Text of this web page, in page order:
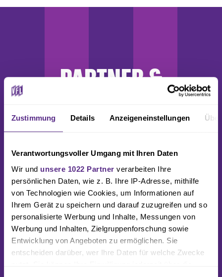
Zustimmung Details Anzeigeneinstellungen
Verantwortungsvoller Umgang mit Ihren Daten
Wir und unsere 1022 Partner verarbeiten Ihre
persönlichen Daten, wie z. B. Ihre IP-Adresse, mithilfe
von Technologien wie Cookies, um Informationen auf
Ihrem Gerät zu speichern und darauf zuzugreifen und so
personalisierte Werbung und Inhalte, Messungen von
Werbung und Inhalten, Zielgruppenforschung sowie
Entwicklung von Angeboten zu ermöglichen. Sie
entscheiden darüber, wer Ihre Daten für welche Zwecke
PARTNER &
SPONSOREN